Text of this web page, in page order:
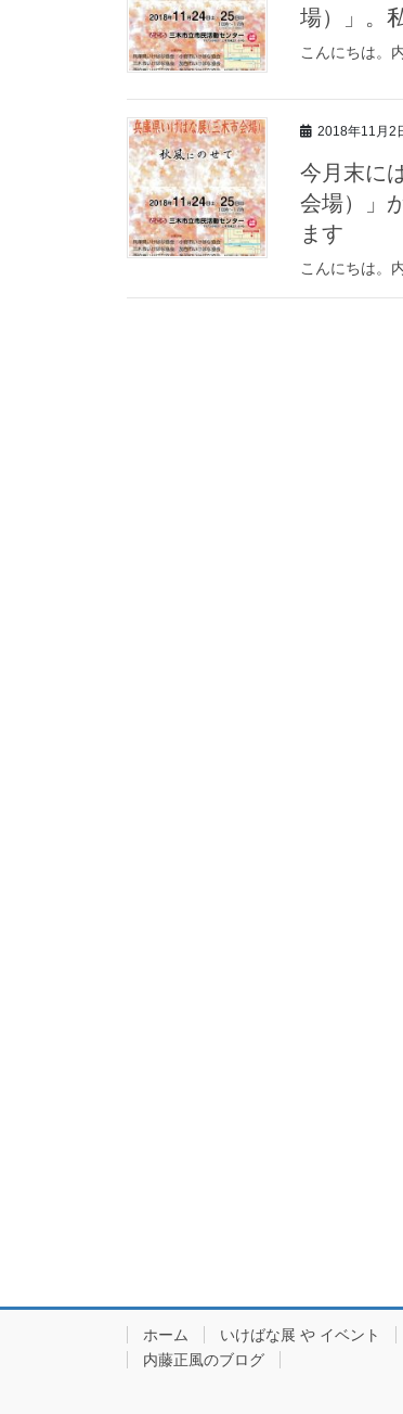
場）」。
こんにちは。
2018年11月2
今月末に
会場）」
ます
こんにちは。
ホーム いけばな展 や イベント
内藤正風のブログ